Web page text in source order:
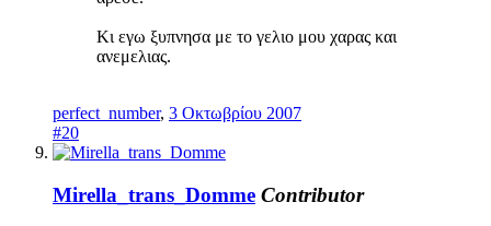
Κι εγω ξυπνησα με το γελιο μου χαρας και
ανεμελιας.
perfect_number, 3 Οκτωβρίου 2007
#20
Mirella_trans_Domme Contributor